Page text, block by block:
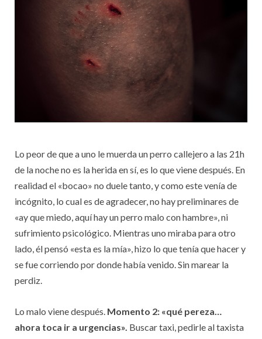
Lo peor de que a uno le muerda un perro callejero a las 21h
de la noche no es la herida en sí, es lo que viene después. En
realidad el «bocao» no duele tanto, y como este venía de
incógnito, lo cual es de agradecer, no hay preliminares de
«ay que miedo, aquí hay un perro malo con hambre», ni
sufrimiento psicológico. Mientras uno miraba para otro
lado, él pensó «esta es la mía», hizo lo que tenía que hacer y
se fue corriendo por donde había venido. Sin marear la
perdiz.
Lo malo viene después. Momento 2: «qué pereza…
ahora toca ir a urgencias». Buscar taxi, pedirle al taxista